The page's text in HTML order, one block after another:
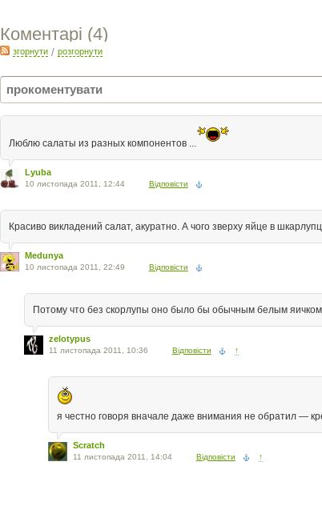
Коментарі (4)
згорнути/ розгорнути
Люблю салаты из разных компонентов ...
Lyuba
10 листопада 2011, 12:44 Відповісти
Красиво викладений салат, акуратно. А чого зверху яйце в
Medunya
10 листопада 2011, 22:49 Відповісти
Потому что без скорлупы оно было бы обычным белым
zelotypus
11 листопада 2011, 10:36 Відповісти ↑
я честно говоря вначале даже внимания не обратил —
Scratch
11 листопада 2011, 14:04 Відповісти ↑